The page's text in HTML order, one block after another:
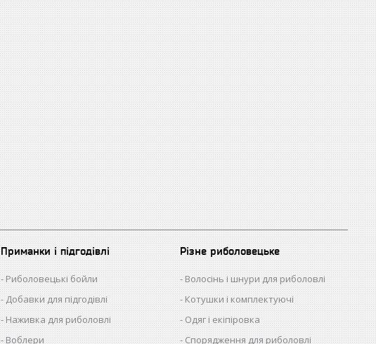
Приманки і підгодівлі
Риболовецькі бойли
Добавки для підгодівлі
Наживка для риболовлі
Воблери
Різне риболовецьке
Волосінь і шнури для риболовлі
Котушки і комплектуючі
Одяг і екіпіровка
Спорядження для риболовлі